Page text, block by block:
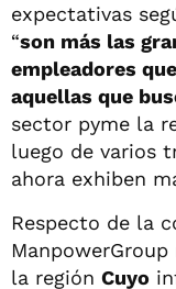
expectativas
“son más las
empleadores
aquellas que
sector pyme la
luego de varios
ahora exhiben
Respecto de la
la región Cuyo